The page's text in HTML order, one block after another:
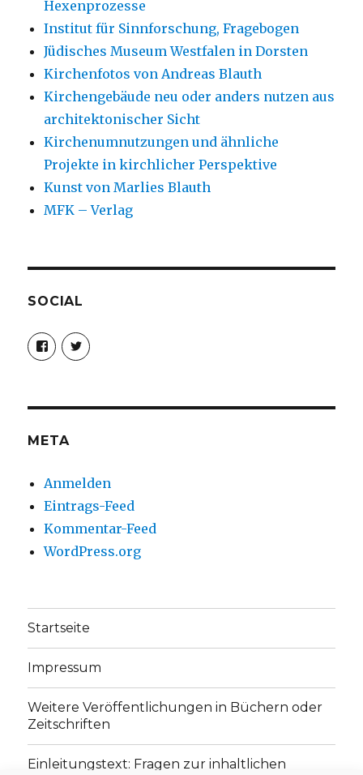
Hexenprozesse
Institut für Sinnforschung, Fragebogen
Jüdisches Museum Westfalen in Dorsten
Kirchenfotos von Andreas Blauth
Kirchengebäude neu oder anders nutzen aus
architektonischer Sicht
Kirchenumnutzungen und ähnliche
Projekte in kirchlicher Perspektive
Kunst von Marlies Blauth
MFK – Verlag
SOCIAL
Profil
von
christoph.fleischer1
anzeigen
Profil
von
anzeigen
META
Anmelden
Eintrags-Feed
Kommentar-Feed
WordPress.org
Startseite
Impressum
Weitere Veröffentlichungen in Büchern oder
Zeitschriften
Einleitungstext: Fragen zur inhaltlichen